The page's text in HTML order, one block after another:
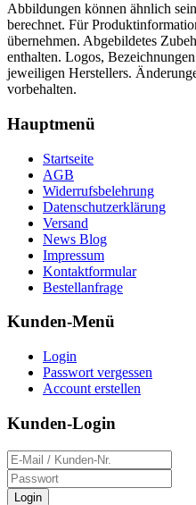
Abbildungen können ähnlich
berechnet. Für
übernehmen. Abgebildetes
enthalten. Logos,
jeweiligen Herstellers.
vorbehalten.
Hauptmenü
Startseite
AGB
Widerrufsbelehrung
Datenschutzerklärung
Versand
News Blog
Impressum
Kontaktformular
Bestellanfrage
Kunden-Menü
Login
Passwort vergessen
Account erstellen
Kunden-Login
Login